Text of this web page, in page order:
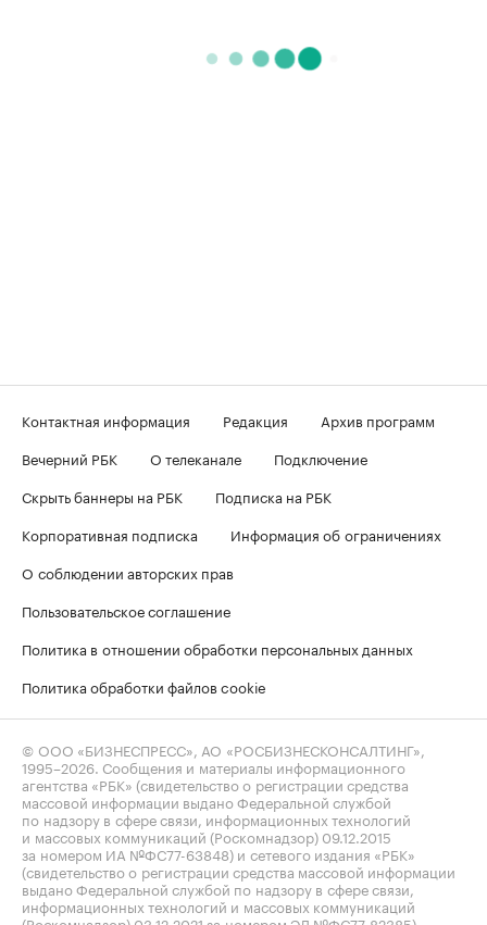
Контактная информация Редакция
Архив программ
Вечерний РБК
О телеканале
Подключение
Скрыть баннеры на РБК
Подписка на РБК
Корпоративная подписка
Информация об ограничениях
О соблюдении авторских прав
Пользовательское соглашение
Политика в отношении обработки персональных данных
Политика обработки файлов cookie
© ООО «БИЗНЕСПРЕСС», АО «РОСБИЗНЕСКОНСАЛТИНГ»,
1995–2026 . Сообщения и материалы информационного
агентства «РБК» (свидетельство о регистрации средства
массовой информации выдано Федеральной службой
по надзору в сфере связи, информационных технологий
и массовых коммуникаций (Роскомнадзор) 09.12.2015
за номером ИА №ФС77-63848) и сетевого издания «РБК»
(свидетельство о регистрации средства массовой информации
выдано Федеральной службой по надзору в сфере связи,
информационных технологий и массовых коммуникаций